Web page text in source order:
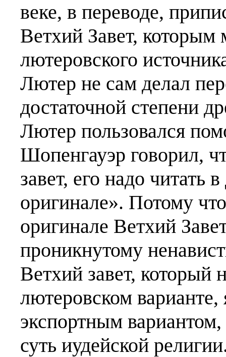
веке, в переводе,
Ветхий Завет,
лютеровского
Лютер не сам делал
достаточной степени
Лютер пользовался
Шопенгауэр говорил,
завет, его надо читать
оригинале». Потому
оригинале Ветхий
проникнутому
Ветхий завет, который
лютеровском
экспортным
суть иудейской